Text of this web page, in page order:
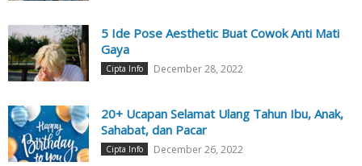
5 Ide Pose Aesthetic Buat Cowok Anti Mati
Gaya
Cipta Info December 28, 2022
20+ Ucapan Selamat Ulang Tahun Ibu, Anak,
Sahabat, dan Pacar
Cipta Info December 26, 2022